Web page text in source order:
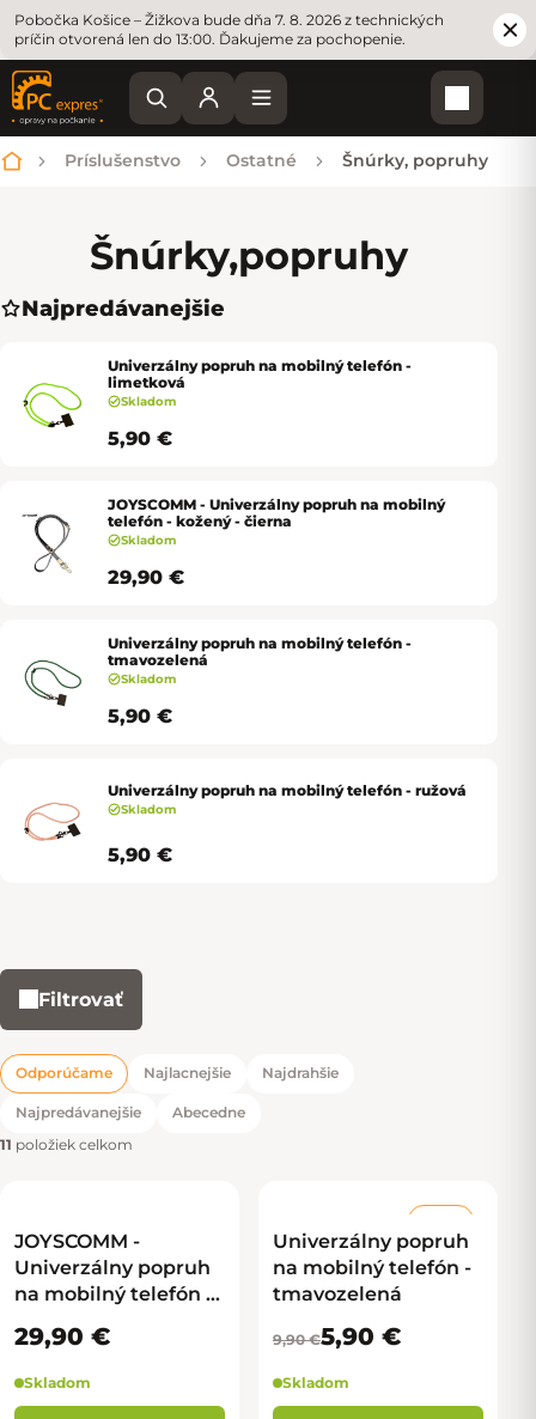
Pobočka Košice – Žižkova bude dňa 7. 8. 2026 z technických
príčin otvorená len do 13:00. Ďakujeme za pochopenie.
Domov
Príslušenstvo Ostatné Šnúrky, popruhy
Šnúrky,popruhy
Najpredávanejšie
Univerzálny popruh na mobilný telefón -
limetková
Skladom
5,90 €
JOYSCOMM - Univerzálny popruh na mobilný
telefón - kožený - čierna
Skladom
29,90 €
Univerzálny popruh na mobilný telefón -
tmavozelená
Skladom
5,90 €
Univerzálny popruh na mobilný telefón - ružová
Skladom
5,90 €
Filtrovať
Radenie produktov
Odporúčame Najlacnejšie Najdrahšie
Najpredávanejšie
Abecedne
11 položiek celkom
Výpis produktov
JOYSCOMM -
Univerzálny popruh
na mobilný telefón -
29,90 €
Skladom
Univerzálny popruh
na mobilný telefón -
tmavozelená
9,90 €5,90 €
Skladom